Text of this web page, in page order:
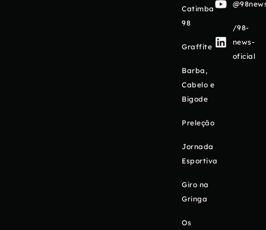
Catimba
98
Graffite
Barba,
Cabelo e
Bigode
Preleção
Jornada
Esportiva
Giro na
Gringa
Os
/98-
news-
oficial